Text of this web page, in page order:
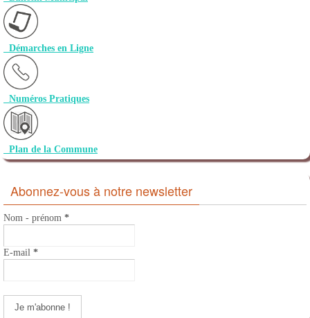
Démarches en Ligne
Numéros Pratiques
Plan de la Commune
Abonnez-vous à notre newsletter
Nom - prénom *
E-mail *